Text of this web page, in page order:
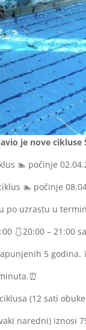
je nove
🏊 počinje
🏊 počinje
po uzrastu u
🩱20:00 – 21:00
5 godina.
(12 sati
naredni) iznosi